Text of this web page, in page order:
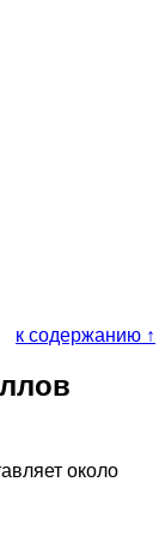
к содержанию ↑
около